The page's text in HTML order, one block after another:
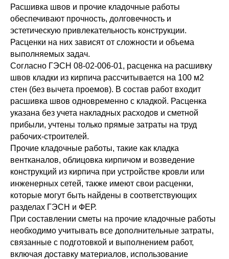
Расшивка швов и прочие кладочные работы
обеспечивают прочность, долговечность и
эстетическую привлекательность конструкции.
Расценки на них зависят от сложности и объема
выполняемых задач.
Согласно ГЭСН 08-02-006-01, расценка на расшивку
швов кладки из кирпича рассчитывается на 100 м2
стен (без вычета проемов). В состав работ входит
расшивка швов одновременно с кладкой. Расценка
указана без учета накладных расходов и сметной
прибыли, учтены только прямые затраты на труд
рабочих-строителей.
Прочие кладочные работы, такие как кладка
вентканалов, облицовка кирпичом и возведение
конструкций из кирпича при устройстве кровли или
инженерных сетей, также имеют свои расценки,
которые могут быть найдены в соответствующих
разделах ГЭСН и ФЕР.
При составлении сметы на прочие кладочные работы
необходимо учитывать все дополнительные затраты,
связанные с подготовкой и выполнением работ,
включая доставку материалов, использование